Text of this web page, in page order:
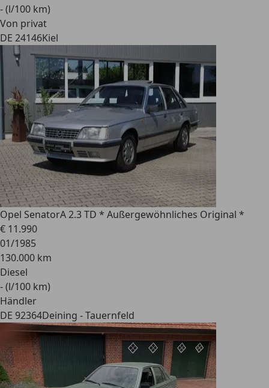
- (l/100 km)
Von privat
DE 24146Kiel
Opel SenatorA 2.3 TD * Außergewöhnliches Original *
€ 11.990
01/1985
130.000 km
Diesel
- (l/100 km)
Händler
DE 92364Deining - Tauernfeld